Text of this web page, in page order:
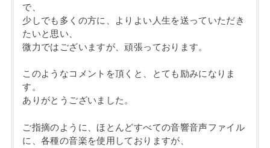
で、
少しでも多くの方に、よりよい人生を送っていただき
たいと思い、
微力ではございますが、頑張っております。
このようなコメントを頂くと、とても励みになりま
す。
ありがとうございました。
ご指摘のように、ほとんどすべての音響音声ファイル
に、各種の音楽を使用しておりますが、